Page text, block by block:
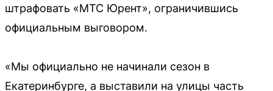
штрафовать «МТС Юрент», ограничившись
официальным выговором.
«Мы официально не начинали сезон в
Екатеринбурге, а выставили на улицы часть